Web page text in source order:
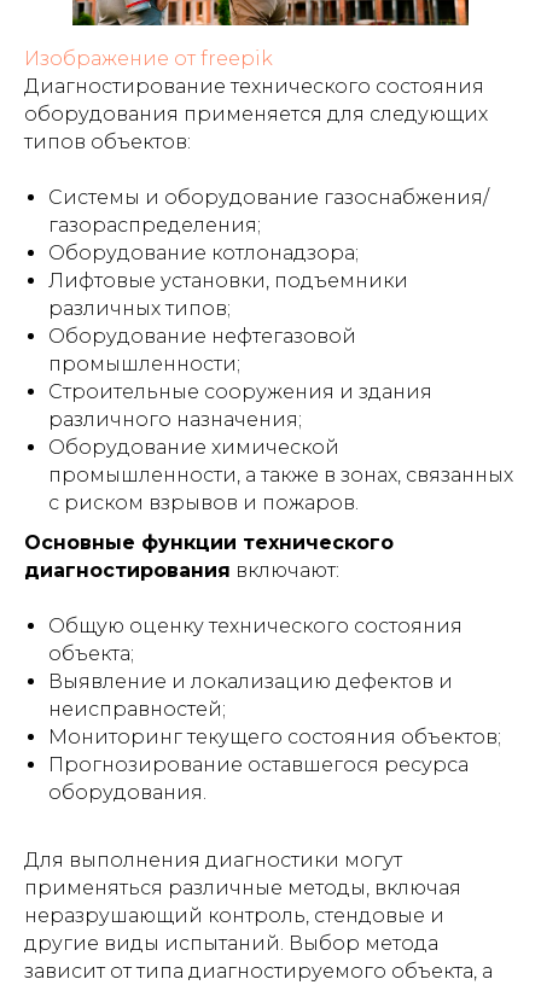
Изображение от freepik
Диагностирование технического состояния
оборудования применяется для следующих
типов объектов:
Системы и оборудование газоснабжения/
газораспределения;
Оборудование котлонадзора;
Лифтовые установки, подъемники
различных типов;
Оборудование нефтегазовой
промышленности;
Строительные сооружения и здания
различного назначения;
Оборудование химической
промышленности, а также в зонах, связанных
с риском взрывов и пожаров.
Основные функции технического
диагностирования включают:
Общую оценку технического состояния
объекта;
Выявление и локализацию дефектов и
неисправностей;
Мониторинг текущего состояния объектов;
Прогнозирование оставшегося ресурса
оборудования.
Для выполнения диагностики могут
применяться различные методы, включая
неразрушающий контроль, стендовые и
другие виды испытаний. Выбор метода
зависит от типа диагностируемого объекта, а